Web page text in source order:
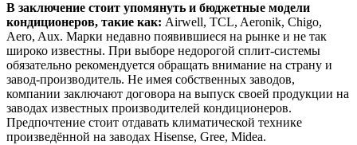
В заключение стоит упомянуть и бюджетные модели
кондиционеров, такие как: Airwell, TCL, Aeronik, Chigo,
Aero, Aux. Марки недавно появившиеся на рынке и не так
широко известны. При выборе недорогой сплит-системы
обязательно рекомендуется обращать внимание на страну и
завод-производитель. Не имея собственных заводов,
компании заключают договора на выпуск своей продукции на
заводах известных производителей кондиционеров.
Предпочтение стоит отдавать климатической технике
произведённой на заводах Hisense, Gree, Midea.